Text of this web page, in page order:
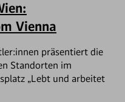
Vienna
präsentiert die
Standorten im
„Lebt und arbeitet